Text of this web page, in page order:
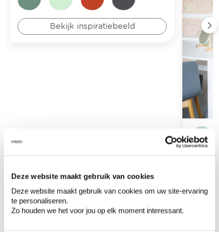
Deze website maakt gebruik van cookies
Deze website maakt gebruik van cookies om uw site-ervaring
te personaliseren.
Zo houden we het voor jou op elk moment interessant.
Bekijk inspiratiebeeld